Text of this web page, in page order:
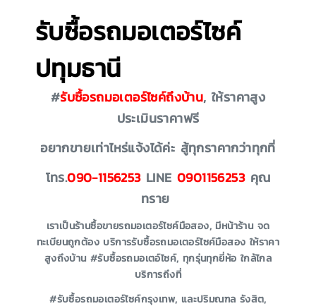
รับซื้อรถมอเตอร์ไซค์
ปทุมธานี
#รับซื้อรถมอเตอร์ไซค์ถึงบ้าน, ให้ราคาสูง
ประเมินราคาฟรี
อยากขายเท่าไหร่แจ้งได้ค่ะ สู้ทุกราคากว่าทุกที่
โทร.090-1156253LINE0901156253 คุณ
ทราย
เราเป็นร้านซื้อขายรถมอเตอร์ไซค์มือสอง, มีหน้าร้าน จด
ทะเบียนถูกต้อง บริการรับซื้อรถมอเตอร์ไซค์มือสอง ให้ราคา
สูงถึงบ้าน #รับซื้อรถมอเตอ์ไซค์, ทุกรุ่นทุกยี่ห้อ ใกล้ไกล
บริการถึงที่
#รับซื้อรถมอเตอร์ไซค์กรุงเทพ, และปริมณฑล รังสิต,